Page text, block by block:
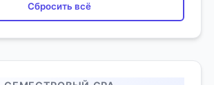
Сбросить всё